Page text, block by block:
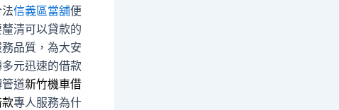
信義區當舖便
清可以貸款的
品質，為大安
元迅速的借款
道新竹機車借
專人服務為什